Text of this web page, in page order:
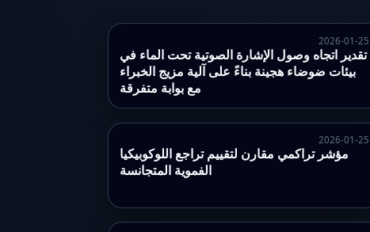
2026-01-25
تقدير اتجاه وصول الإشارة الصوتية تحت الماء في
بيئات ضوضاء هجينة بناءً على آلية مزيج الخبراء
مع بوابة متفرقة
2026-01-25
مؤشر تراكمي مقارن لتقييم تراجع اللوكوبيكيا
الفموية المتجانسة